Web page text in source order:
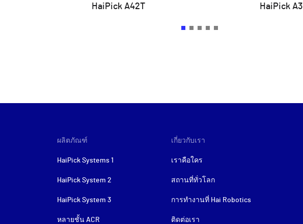
HaiPick A42T HaiPick A3
ผลิตภัณฑ์
HaiPick Systems 1
HaiPick System 2
HaiPick System 3
หลายชั้น ACR
เกี่ยวกับเรา
เราคือใคร
สถานที่ทั่วโลก
การทำงานที่ Hai Robotics
ติดต่อเรา